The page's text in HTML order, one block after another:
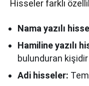
Hisseler farklı
Nama yazılı
Hamiline yazılı
bulunduran kişidir
Adi hisseler: